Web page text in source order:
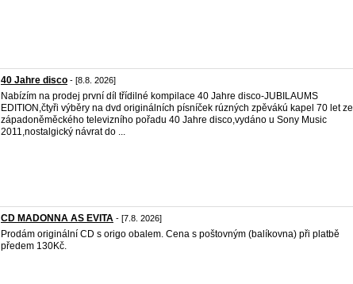
40 Jahre disco - [8.8. 2026]
Nabízím na prodej první díl třídilné kompilace 40 Jahre disco-JUBILAUMS
EDITION,čtyři výběry na dvd originálních písníček rúzných zpěvákú kapel 70 let ze
západoněměckého televizního pořadu 40 Jahre disco,vydáno u Sony Music
2011,nostalgický návrat do ...
CD MADONNA AS EVITA - [7.8. 2026]
Prodám originální CD s origo obalem. Cena s poštovným (balíkovna) při platbě
předem 130Kč.